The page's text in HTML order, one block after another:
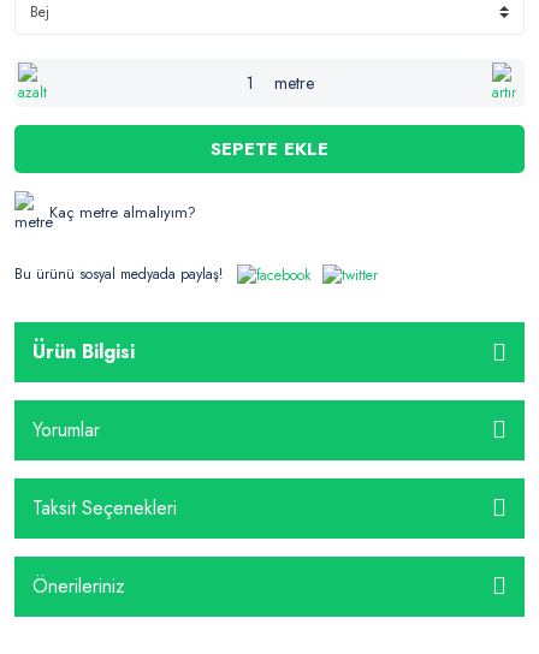
metre
SEPETE EKLE
Kaç metre almalıyım?
Bu ürünü sosyal medyada paylaş!
Ürün Bilgisi
Yorumlar
Taksit Seçenekleri
Önerileriniz